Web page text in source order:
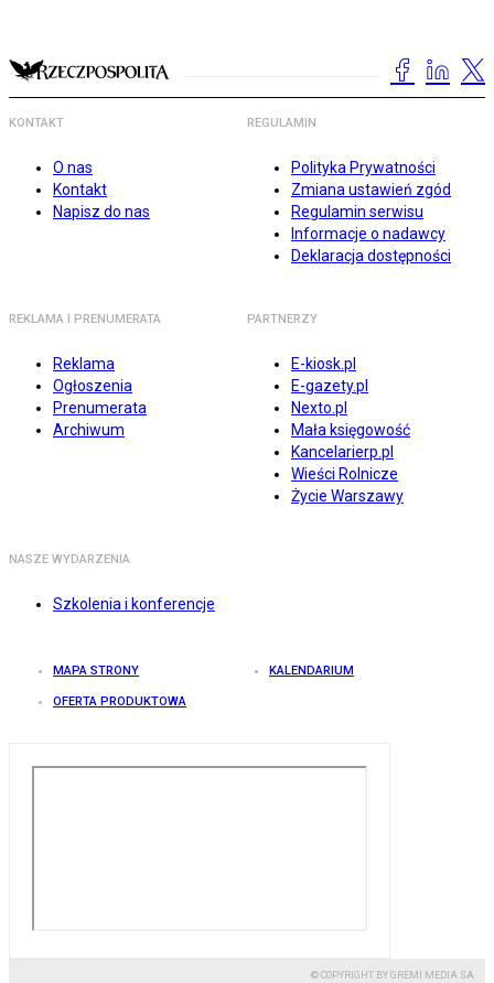
KONTAKT
O nas
Kontakt
Napisz do nas
REGULAMIN
Polityka Prywatności
Zmiana ustawień zgód
Regulamin serwisu
Informacje o nadawcy
Deklaracja dostępności
REKLAMA I PRENUMERATA
Reklama
Ogłoszenia
Prenumerata
Archiwum
PARTNERZY
E-kiosk.pl
E-gazety.pl
Nexto.pl
Mała księgowość
Kancelarierp.pl
Wieści Rolnicze
Życie Warszawy
NASZE WYDARZENIA
Szkolenia i konferencje
MAPA STRONY KALENDARIUM
OFERTA PRODUKTOWA
© COPYRIGHT BY GREMI MEDIA SA